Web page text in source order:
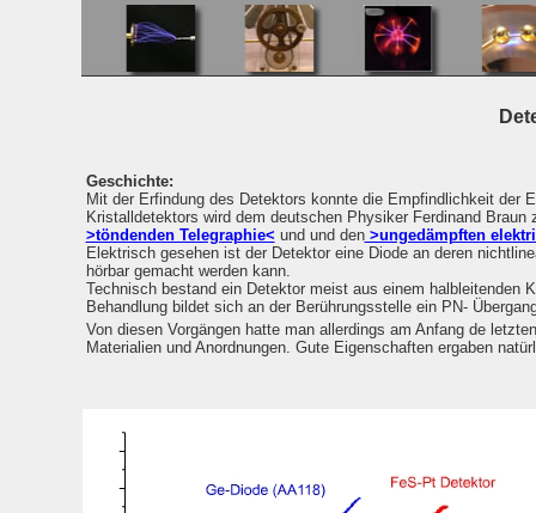
Geschichte:
Mit der Erfindung des Detektors konnte die Empfindlichkeit der
Kristalldetektors wird dem deutschen Physiker Ferdinand
>töndenden Telegraphie< und und den>ungedämpften
Elektrisch gesehen ist der Detektor eine Diode an deren
hörbar gemacht werden kann.
Technisch bestand ein Detektor meist aus einem halbleitenden
Behandlung bildet sich an der Berührungsstelle ein PN-
Von diesen Vorgängen hatte man allerdings am Anfang de
Materialien und Anordnungen. Gute Eigenschaften ergaben